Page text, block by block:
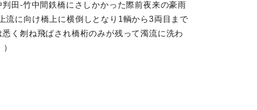
田‐竹中間鉄橋にさしかかった際前夜来の豪雨
流に向け橋上に横倒しとなり1輌から3両目まで
く刎ね飛ばされ橋桁のみが残って濁流に洗わ